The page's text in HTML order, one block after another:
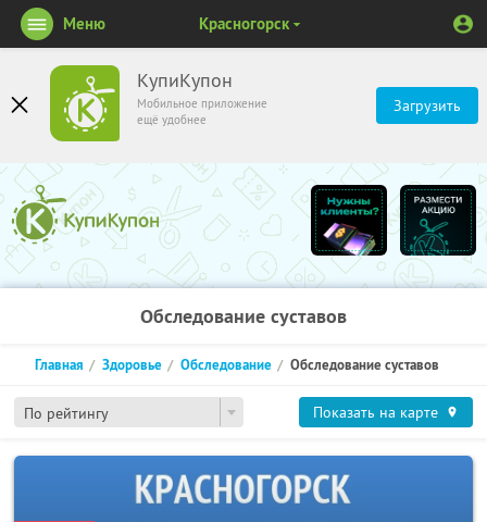
КупиКупон
Мобильное приложение
ещё удобнее
Загрузить
Меню Красногорск
Обследование суставов
По рейтингу
Главная Здоровье Обследование Обследование суставов
Показать на карте